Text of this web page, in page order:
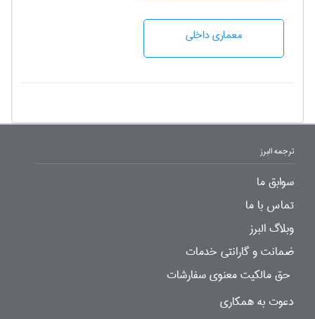
معماری داخلی
ترجمه البرز
سوابق ما
تماس با ما
وبلاگ البرز
ضمانت و گارانتی خدمات
حق مالکیت معنوی سفارشات
دعوت به همکاری